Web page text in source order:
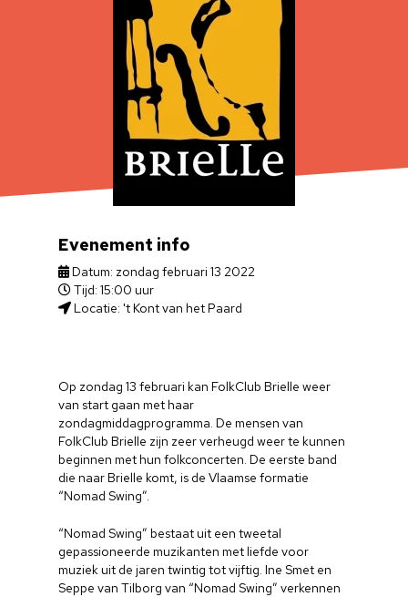
Op zondag 13 februari kan FolkClub Brielle weer
van start gaan met haar
zondagmiddagprogramma. De mensen van
FolkClub Brielle zijn zeer verheugd weer te kunnen
beginnen met hun folkconcerten. De eerste band
die naar Brielle komt, is de Vlaamse formatie
“Nomad Swing”.
“Nomad Swing” bestaat uit een tweetal
gepassioneerde muzikanten met liefde voor
muziek uit de jaren twintig tot vijftig. Ine Smet en
Seppe van Tilborg van “Nomad Swing” verkennen
Evenement info
Datum: zondag februari 13 2022
Tijd: 15:00 uur
Locatie: 't Kont van het Paard